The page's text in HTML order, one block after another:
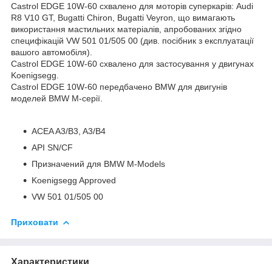
Castrol EDGE 10W-60 схвалено для моторів суперкарів: Audi
R8 V10 GT, Bugatti Chiron, Bugatti Veyron, що вимагають
використання мастильних матеріалів, апробованих згідно
специфікацій VW 501 01/505 00 (див. посібник з експлуатації
вашого автомобіля).
Castrol EDGE 10W-60 схвалено для застосування у двигунах
Koenigsegg.
Castrol EDGE 10W-60 передбачено BMW для двигунів
моделей BMW М-серії.
ACEA A3/B3, A3/B4
API SN/CF
Призначений для BMW M-Models
Koenigsegg Approved
VW 501 01/505 00
Приховати
Характеристики